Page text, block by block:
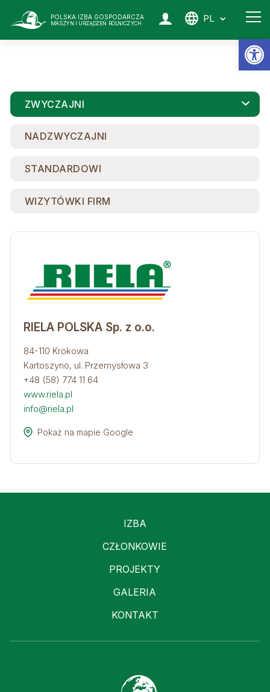
POLSKA IZBA GOSPODARCZA
MASZYN I URZĄDZEŃ ROLNICZYCH PL
ZWYCZAJNI
NADZWYCZAJNI
STANDARDOWI
WIZYTÓWKI FIRM
RIELA POLSKA Sp. z o.o.
84-110 Krokowa
Kartoszyno, ul. Przemysłowa 3
+48 (58) 774 11 64
www.riela.pl
info@riela.pl
Pokaż na mapie Google
IZBA
CZŁONKOWIE
PROJEKTY
GALERIA
KONTAKT